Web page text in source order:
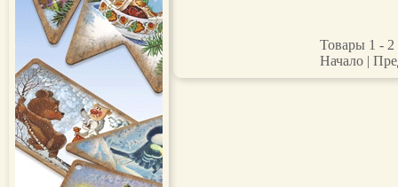
Товары 1 - 2
Начало |